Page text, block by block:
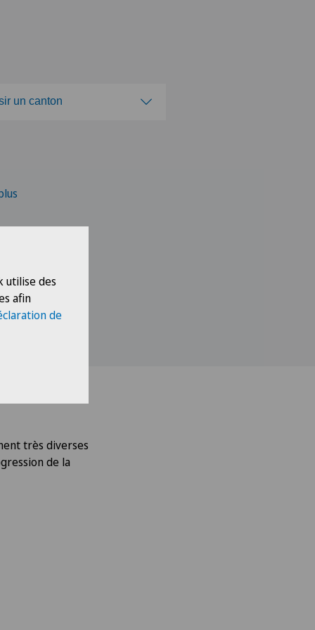
un canton
très diverses
de la
utilise des
afin
de